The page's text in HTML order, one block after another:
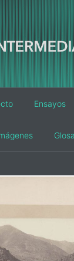
Ensayos